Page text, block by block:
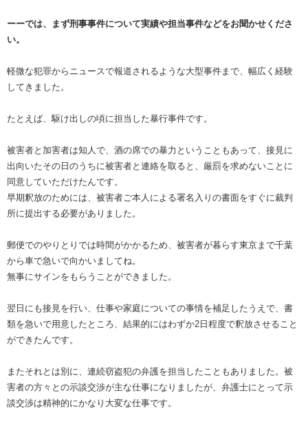
ーーでは、まず刑事事件について実績や担当事件などをお聞かせくださ
い。
軽微な犯罪からニュースで報道されるような大型事件まで、幅広く経験
してきました。
たとえば、駆け出しの頃に担当した暴行事件です。
被害者と加害者は知人で、酒の席での暴力ということもあって、接見に
出向いたその日のうちに被害者と連絡を取ると、厳罰を求めないことに
同意していただけたんです。
早期釈放のためには、被害者ご本人による署名入りの書面をすぐに裁判
所に提出する必要がありました。
郵便でのやりとりでは時間がかかるため、被害者が暮らす東京まで千葉
から車で急いで向かいましてね。
無事にサインをもらうことができました。
翌日にも接見を行い、仕事や家庭についての事情を補足したうえで、書
類を急いで用意したところ、結果的にはわずか2日程度で釈放させること
ができたんです。
またそれとは別に、連続窃盗犯の弁護を担当したこともありました。被
害者の方々との示談交渉が主な仕事になりましたが、弁護士にとって示
談交渉は精神的にかなり大変な仕事です。